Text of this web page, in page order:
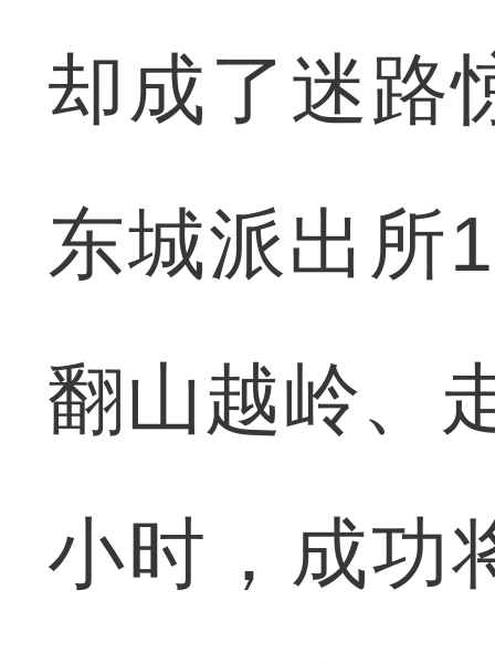
却成了迷路
东城派出所
翻山越岭、
小时，成功